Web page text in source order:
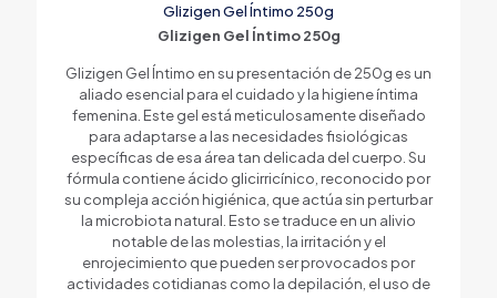
Glizigen Gel Íntimo 250g
Glizigen Gel Íntimo 250g
Glizigen Gel Íntimo en su presentación de 250g es un
aliado esencial para el cuidado y la higiene íntima
femenina. Este gel está meticulosamente diseñado
para adaptarse a las necesidades fisiológicas
específicas de esa área tan delicada del cuerpo. Su
fórmula contiene ácido glicirricínico, reconocido por
su compleja acción higiénica, que actúa sin perturbar
la microbiota natural. Esto se traduce en un alivio
notable de las molestias, la irritación y el
enrojecimiento que pueden ser provocados por
actividades cotidianas como la depilación, el uso de